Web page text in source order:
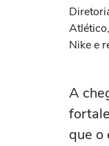
Nike e
A
que o